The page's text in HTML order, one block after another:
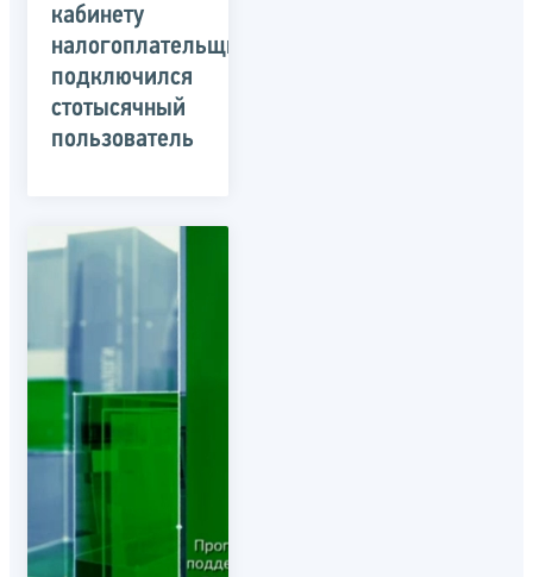
кабинету
налогоплательщика»
подключился
стотысячный
пользователь